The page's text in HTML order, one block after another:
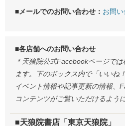
■メールでのお問い合わせ： お問
■各店舗へのお問い合わせ
＊天狼院公式Facebookページで
ます。下のボックス内で「いいね
イベント情報や記事更新の情報、
コンテンツがご覧いただけるよう
■天狼院書店「東京天狼院」